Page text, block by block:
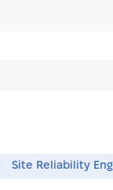
Site Reliability